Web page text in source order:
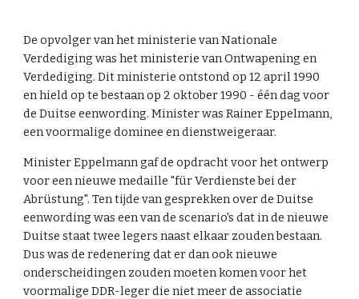
De opvolger van het ministerie van Nationale
Verdediging was het ministerie van Ontwapening en
Verdediging. Dit ministerie ontstond op 12 april 1990
en hield op te bestaan op 2 oktober 1990 - één dag voor
de Duitse eenwording. Minister was Rainer Eppelmann,
een voormalige dominee en dienstweigeraar.
Minister Eppelmann gaf de opdracht voor het ontwerp
voor een nieuwe medaille "für Verdienste bei der
Abrüstung". Ten tijde van gesprekken over de Duitse
eenwording was een van de scenario's dat in de nieuwe
Duitse staat twee legers naast elkaar zouden bestaan.
Dus was de redenering dat er dan ook nieuwe
onderscheidingen zouden moeten komen voor het
voormalige DDR-leger die niet meer de associatie